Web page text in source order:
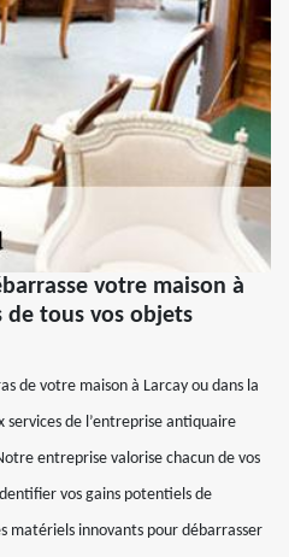
votre maison à
de tous vos objets
de votre maison à Larcay ou dans la
services de l’entreprise antiquaire
entreprise valorise chacun de vos
vos gains potentiels de
matériels innovants pour débarrasser